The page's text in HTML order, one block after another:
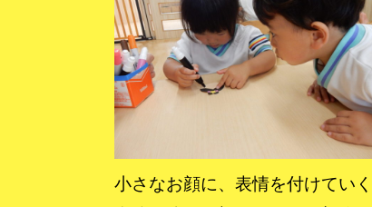
小さなお顔に、表情を付けてい